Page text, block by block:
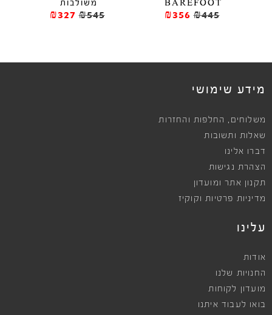
BAREFOOT
₪445
₪356
משולבות
₪545
₪327
מידע שימושי
משלוחים , החלפות והחזרות
שאלות ותשובות
דברו אלינו
הצהרת נגישות
תקנון אתר ומועדון
מדיניות פרטיות וקוקיז
עלינו
אודות
החנויות שלנו
מועדון לקוחות
בואו לעבוד איתנו